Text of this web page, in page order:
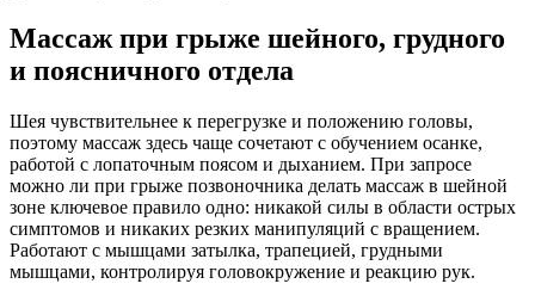
Массаж при грыже шейного, грудного
и поясничного отдела
Шея чувствительнее к перегрузке и положению головы,
поэтому массаж здесь чаще сочетают с обучением осанке,
работой с лопаточным поясом и дыханием. При запросе
можно ли при грыже позвоночника делать массаж в шейной
зоне ключевое правило одно: никакой силы в области острых
симптомов и никаких резких манипуляций с вращением.
Работают с мышцами затылка, трапецией, грудными
мышцами, контролируя головокружение и реакцию рук.